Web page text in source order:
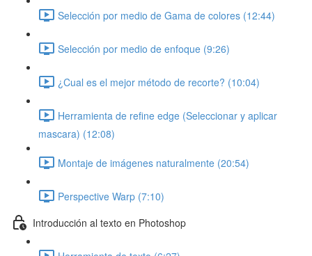
Selección por medio de Gama de colores (12:44)
Selección por medio de enfoque (9:26)
¿Cual es el mejor método de recorte? (10:04)
Herramienta de refine edge (Seleccionar y aplicar
mascara) (12:08)
Montaje de imágenes naturalmente (20:54)
Perspective Warp (7:10)
Introducción al texto en Photoshop